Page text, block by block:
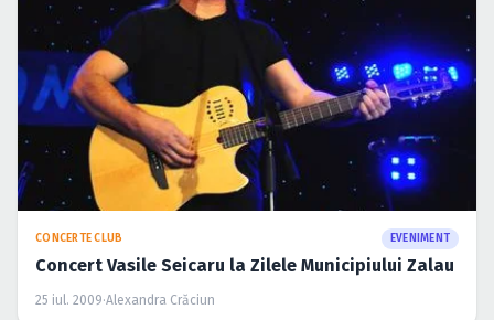
CONCERTE CLUB EVENIMENT
Concert Vasile Seicaru la Zilele Municipiului Zalau
25 iul. 2009·Alexandra Crăciun